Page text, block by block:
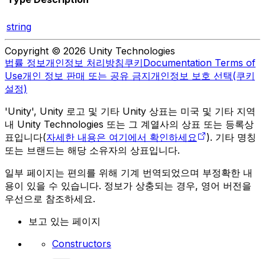
string
Copyright © 2026 Unity Technologies
법률 정보개인정보 처리방침쿠키Documentation Terms of
Use개인 정보 판매 또는 공유 금지개인정보 보호 선택(쿠키
설정)
'Unity', Unity 로고 및 기타 Unity 상표는 미국 및 기타 지역
내 Unity Technologies 또는 그 계열사의 상표 또는 등록상
표입니다(자세한 내용은 여기에서 확인하세요
). 기타 명칭
또는 브랜드는 해당 소유자의 상표입니다.
일부 페이지는 편의를 위해 기계 번역되었으며 부정확한 내
용이 있을 수 있습니다. 정보가 상충되는 경우, 영어 버전을
우선으로 참조하세요.
보고 있는 페이지
Constructors